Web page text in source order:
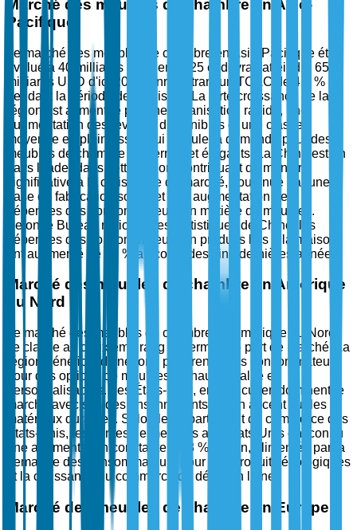
Marché des meubles de chambre en Asie-
Pacifique
Le marché des meubles de chambre en Asie-Pacifique était
évalué à 40 milliards USD en 2025 et devrait atteindre 65
milliards USD d'ici 2035, enregistrant un TCAC de 4,8 %
pendant la période de prévision. La forte croissance de la
région est alimentée par une urbanisation rapide, une
augmentation des revenus disponibles et une classe
moyenne en plein essor, qui stimule la demande pour des
meubles de chambre modernes et élégants. La Chine est un
pays leader dans cette région, contribuant de manière
significative à la croissance du marché, soutenue par une
base de fabrication solide et une augmentation des
dépenses des consommateurs en matière de meubles.
Selon le Bureau national des statistiques de Chine, les
dépenses des consommateurs en produits liés à la maison
ont augmenté de 15 % au cours des cinq dernières années.
Marché des meubles de chambre en Amérique
du Nord
Le marché des meubles de chambre en Amérique du Nord
se classe au deuxième rang en termes de part de marché. La
région bénéficie d'une forte préférence des consommateurs
pour des options de meubles de haute qualité et
personnalisables. Les États-Unis, en particulier, dominent le
marché avec ses designs innovants et son accent sur les
matériaux durables. Selon le Département du commerce des
États-Unis, les ventes de meubles aux États-Unis ont connu
une augmentation constante de 3 % par an, alimentée par la
demande des consommateurs pour des produits écologiques
et la croissance du commerce de détail en ligne.
Marché des meubles de chambre en Europe